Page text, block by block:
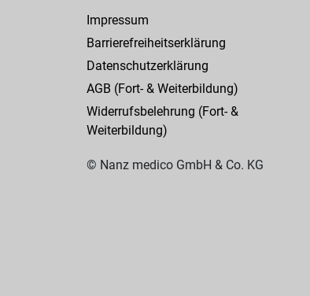
Impressum
Barrierefreiheitserklärung
Datenschutzerklärung
AGB (Fort- & Weiterbildung)
Widerrufsbelehrung (Fort- &
Weiterbildung)
© Nanz medico GmbH & Co. KG